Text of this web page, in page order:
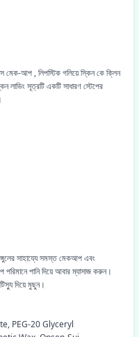
আপ , লিপস্টিক গলিয়ে স্কিন কে ক্লিন
লাভিং সূত্রটি একটি সাধারণ স্টেপের
সাহায্যে সমস্ত মেকআপ এবং
পানি দিয়ে আবার ম্যাসাজ করুন।
দিয়ে মুছুন।
PEG-20 Glyceryl